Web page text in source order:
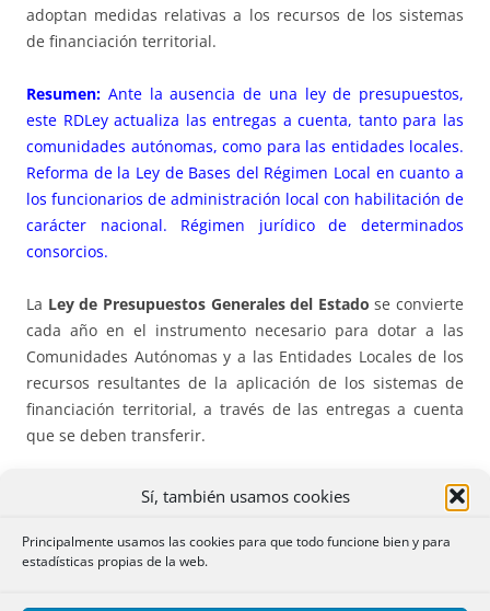
Sí, también usamos cookies
Principalmente usamos las cookies para que todo funcione bien y para
estadísticas propias de la web.
adoptan medidas relativas a los recursos de los sistemas
de financiación territorial.
Resumen: Ante la ausencia de una ley de presupuestos,
este RDLey actualiza las entregas a cuenta, tanto para las
comunidades autónomas, como para las entidades locales.
Reforma de la Ley de Bases del Régimen Local en cuanto a
los funcionarios de administración local con habilitación de
carácter nacional. Régimen jurídico de determinados
consorcios.
La Ley de Presupuestos Generales del Estado se convierte
cada año en el instrumento necesario para dotar a las
Comunidades Autónomas y a las Entidades Locales de los
recursos resultantes de la aplicación de los sistemas de
financiación territorial, a través de las entregas a cuenta
que se deben transferir.
Ante la actual situación de prórroga presupuestaria
, las
entregas a cuenta deben actualizarse porque, de no
hacerlo, se generarían distorsiones relevantes sobre las
finanzas de las citadas administraciones territoriales y del